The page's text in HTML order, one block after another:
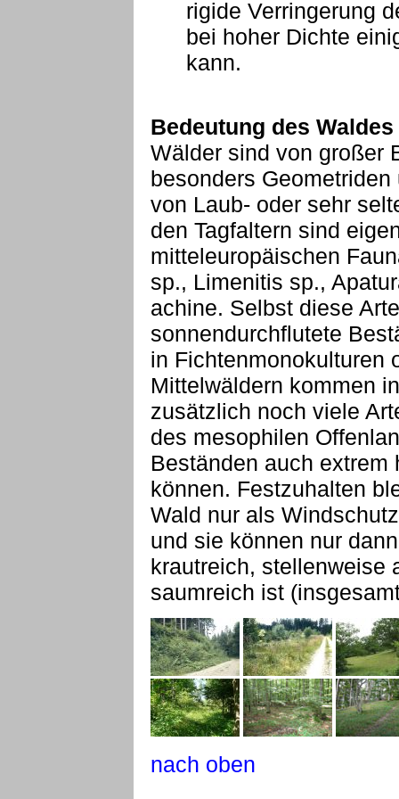
rigide Verringerung
bei hoher Dichte
kann.
Bedeutung des
Wälder sind von großer
besonders
von Laub- oder sehr
den Tagfaltern sind
mitteleuropäischen
sp., Limenitis sp.,
achine. Selbst diese
sonnendurchflutete
in Fichtenmonokulturen
Mittelwäldern kommen
zusätzlich noch viele
des mesophilen
Beständen auch extrem
können. Festzuhalten
Wald nur als
und sie können nur
krautreich, stellenweise
saumreich ist
nach oben